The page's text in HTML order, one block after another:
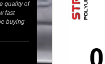
quality of
fast
buying